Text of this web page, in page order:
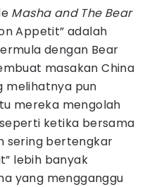
Masha and The Bear
Appetit” adalah
dengan Bear
masakan China
melihatnya pun
mereka mengolah
ketika bersama
sering bertengkar
lebih banyak
yang mengganggu